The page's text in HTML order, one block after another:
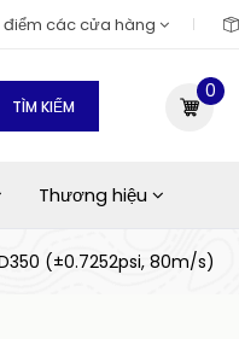
các cửa hàng
TÌM KIẾM
0
Thương hiệu
(±0.7252psi, 80m/s)